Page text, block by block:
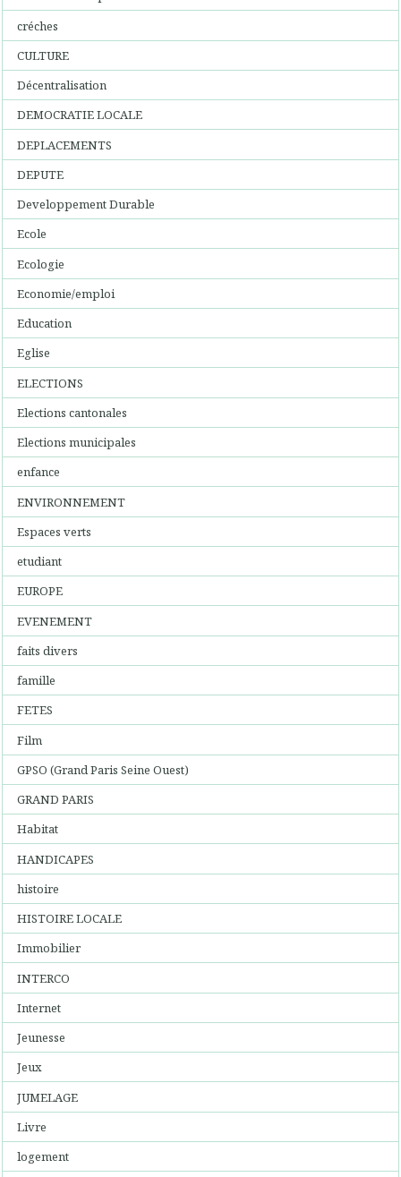
créches
CULTURE
Décentralisation
DEMOCRATIE LOCALE
DEPLACEMENTS
DEPUTE
Developpement Durable
Ecole
Ecologie
Economie/emploi
Education
Eglise
ELECTIONS
Elections cantonales
Elections municipales
enfance
ENVIRONNEMENT
Espaces verts
etudiant
EUROPE
EVENEMENT
faits divers
famille
FETES
Film
GPSO (Grand Paris Seine Ouest)
GRAND PARIS
Habitat
HANDICAPES
histoire
HISTOIRE LOCALE
Immobilier
INTERCO
Internet
Jeunesse
Jeux
JUMELAGE
Livre
logement